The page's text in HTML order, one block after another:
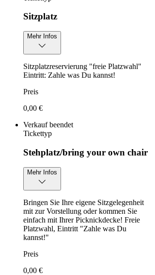
Sitzplatz
Mehr Infos
Sitzplatzreservierung "freie Platzwahl"
Eintritt: Zahle was Du kannst!
Preis
0,00 €
Verkauf beendet
Tickettyp
Stehplatz/bring your own chair
Mehr Infos
Bringen Sie Ihre eigene Sitzgelegenheit
mit zur Vorstellung oder kommen Sie
einfach mit Ihrer Picknickdecke! Freie
Platzwahl, Eintritt "Zahle was Du
kannst!"
Preis
0,00 €